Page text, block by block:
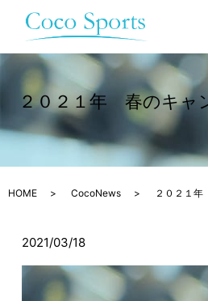
２０２１年 春のキ
HOME CocoNews ２０２１
2021/03/18